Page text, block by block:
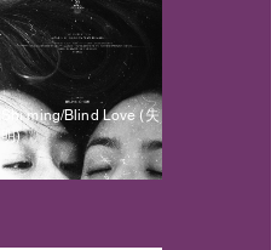
Shi ming/Blind Love (失
明)